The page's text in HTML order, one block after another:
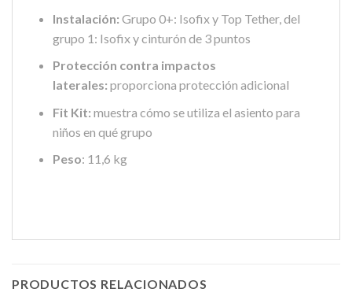
Instalación: Grupo 0+: Isofix y Top Tether, del
grupo 1: Isofix y cinturón de 3 puntos
Protección contra impactos
laterales: proporciona protección adicional
Fit Kit: muestra cómo se utiliza el asiento para
niños en qué grupo
Peso: 11,6 kg
PRODUCTOS RELACIONADOS